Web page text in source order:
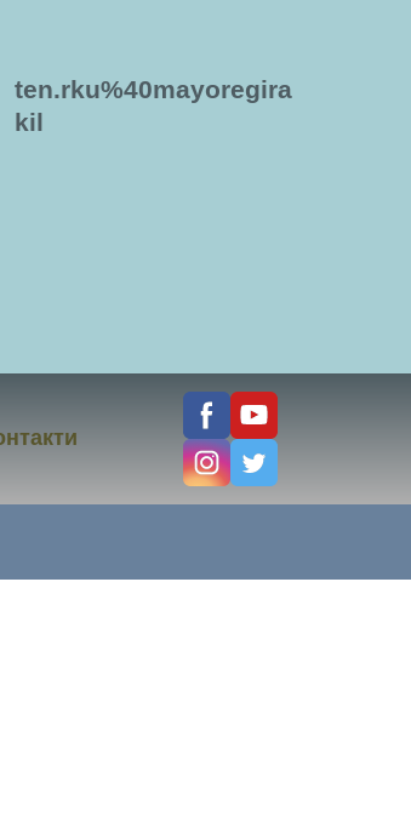
ten.rku%40mayoregira
kil